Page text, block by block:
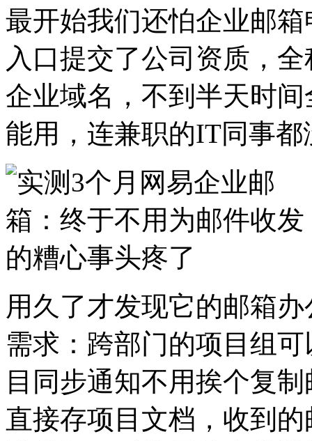
最开始我们还怕企业邮
入口提交了公司资质，
企业域名，不到半天时
能用，连兼职的IT同事
用久了才发现它的邮箱
需求：跨部门的项目组
目同步通知不用挨个复
直接存项目文档，收到